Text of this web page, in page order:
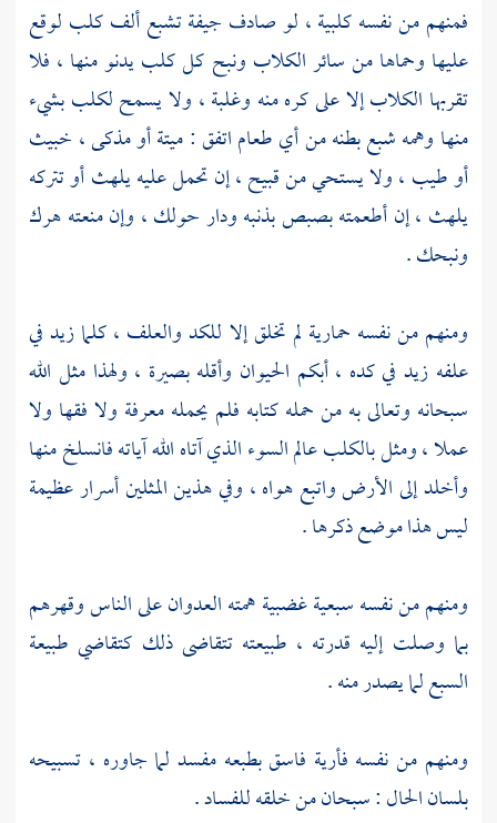
فمنهم من نفسه كلبية ، لو صادف جيفة تشبع ألف كلب لوقع
عليها وحماها من سائر الكلاب ونبح كل كلب يدنو منها ، فلا
تقربها الكلاب إلا على كره منه وغلبة ، ولا يسمح لكلب بشيء
منها وهمه شبع بطنه من أي طعام اتفق : ميتة أو مذكى ، خبيث
أو طيب ، ولا يستحي من قبيح ، إن تحمل عليه يلهث أو تتركه
يلهث ، إن أطعمته بصبص بذنبه ودار حولك ، وإن منعته هرك
ونبحك .
ومنهم من نفسه حمارية لم تخلق إلا للكد والعلف ، كلما زيد في
علفه زيد في كده ، أبكم الحيوان وأقله بصيرة ، ولهذا مثل الله
سبحانه وتعالى به من حمله كتابه فلم يحمله معرفة ولا فقها ولا
عملا ، ومثل بالكلب عالم السوء الذي آتاه الله آياته فانسلخ منها
وأخلد إلى الأرض واتبع هواه ، وفي هذين المثلين أسرار عظيمة
ليس هذا موضع ذكرها .
ومنهم من نفسه سبعية غضبية همته العدوان على الناس وقهرهم
بما وصلت إليه قدرته ، طبيعته تتقاضى ذلك كتقاضي طبيعة
السبع لما يصدر منه .
ومنهم من نفسه فأرية فاسق بطبعه مفسد لما جاوره ، تسبيحه
بلسان الحال : سبحان من خلقه للفساد .